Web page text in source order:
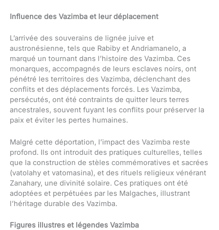
Influence des Vazimba et leur déplacement
L’arrivée des souverains de lignée juive et
austronésienne, tels que Rabiby et Andriamanelo, a
marqué un tournant dans l’histoire des Vazimba. Ces
monarques, accompagnés de leurs esclaves noirs, ont
pénétré les territoires des Vazimba, déclenchant des
conflits et des déplacements forcés. Les Vazimba,
persécutés, ont été contraints de quitter leurs terres
ancestrales, souvent fuyant les conflits pour préserver la
paix et éviter les pertes humaines.
Malgré cette déportation, l’impact des Vazimba reste
profond. Ils ont introduit des pratiques culturelles, telles
que la construction de stèles commémoratives et sacrées
(vatolahy et vatomasina), et des rituels religieux vénérant
Zanahary, une divinité solaire. Ces pratiques ont été
adoptées et perpétuées par les Malgaches, illustrant
l’héritage durable des Vazimba.
Figures illustres et légendes Vazimba